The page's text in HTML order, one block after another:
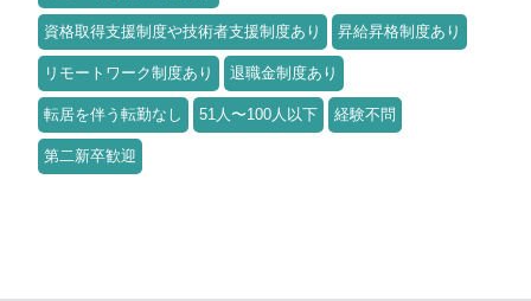
資格取得支援制度や技術者支援制度あり 昇給昇格制度あり
リモートワーク制度あり 退職金制度あり
転居を伴う転勤なし 51人〜100人以下 経験不問
第二新卒歓迎